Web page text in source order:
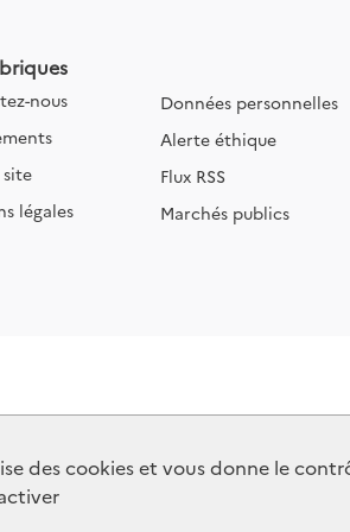
des cookies et vous donne le
nous
site
légales
Données personnelles
Alerte éthique
Flux RSS
Marchés publics